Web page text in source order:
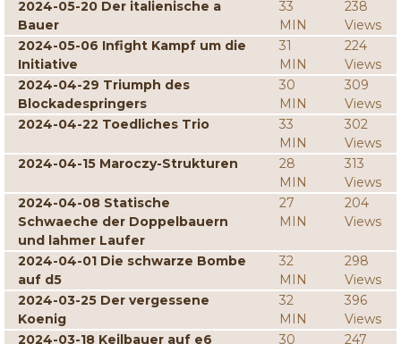
2024-05-20 Der italienische a
Bauer
33
MIN
238
Views
2024-05-06 Infight Kampf um die
Initiative
31
MIN
224
Views
2024-04-29 Triumph des
Blockadespringers
30
MIN
309
Views
2024-04-22 Toedliches Trio
33
MIN
302
Views
2024-04-15 Maroczy-Strukturen
28
MIN
313
Views
2024-04-08 Statische
Schwaeche der Doppelbauern
und lahmer Laufer
27
MIN
204
Views
2024-04-01 Die schwarze Bombe
auf d5
32
MIN
298
Views
2024-03-25 Der vergessene
Koenig
32
MIN
396
Views
2024-03-18 Keilbauer auf e6
30
247